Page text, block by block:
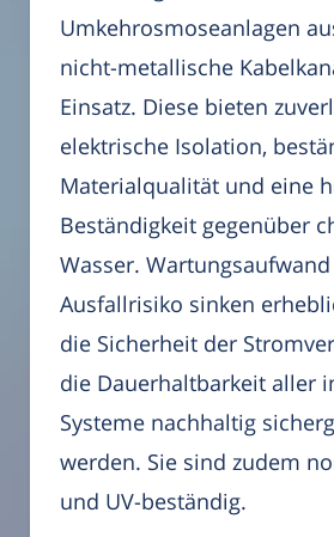
Umkehrosmoseanlagen
nicht-metallische
Einsatz. Diese bieten
elektrische Isolation,
Materialqualität und eine
Beständigkeit gegenüber
Wasser.
Ausfallrisiko sinken
die Sicherheit der
die Dauerhaltbarkeit aller
Systeme nachhaltig
werden. Sie sind zudem
und UV-beständig.